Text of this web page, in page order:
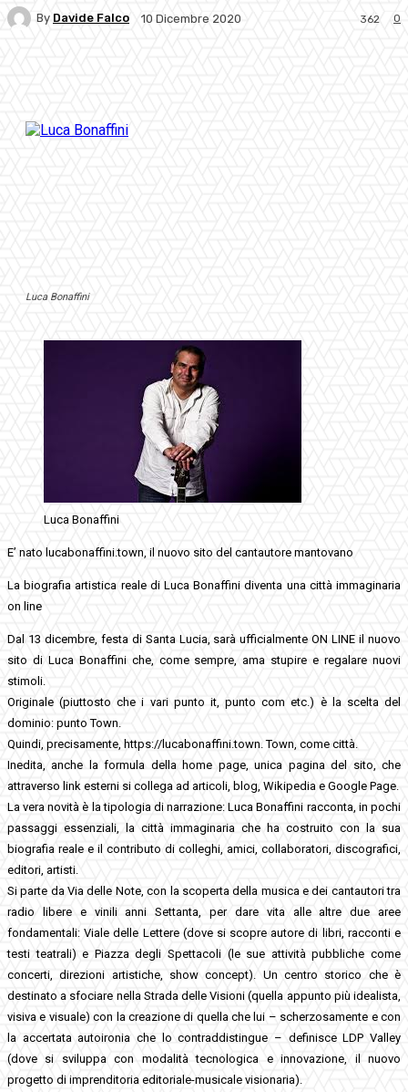
By Davide Falco 10 Dicembre 2020 0
362
Luca Bonaffini
Luca Bonaffini
E’ nato lucabonaffini.town, il nuovo sito del cantautore mantovano
La biografia artistica reale di Luca Bonaffini diventa una città immaginaria
on line
Dal 13 dicembre, festa di Santa Lucia, sarà ufficialmente ON LINE il nuovo
sito di Luca Bonaffini che, come sempre, ama stupire e regalare nuovi
stimoli.
Originale (piuttosto che i vari punto it, punto com etc.) è la scelta del
dominio: punto Town.
Quindi, precisamente, https://lucabonaffini.town. Town, come città.
Inedita, anche la formula della home page, unica pagina del sito, che
attraverso link esterni si collega ad articoli, blog, Wikipedia e Google Page.
La vera novità è la tipologia di narrazione: Luca Bonaffini racconta, in pochi
passaggi essenziali, la città immaginaria che ha costruito con la sua
biografia reale e il contributo di colleghi, amici, collaboratori, discografici,
editori, artisti.
Si parte da Via delle Note, con la scoperta della musica e dei cantautori tra
radio libere e vinili anni Settanta, per dare vita alle altre due aree
fondamentali: Viale delle Lettere (dove si scopre autore di libri, racconti e
testi teatrali) e Piazza degli Spettacoli (le sue attività pubbliche come
concerti, direzioni artistiche, show concept). Un centro storico che è
destinato a sfociare nella Strada delle Visioni (quella appunto più idealista,
visiva e visuale) con la creazione di quella che lui – scherzosamente e con
la accertata autoironia che lo contraddistingue – definisce LDP Valley
(dove si sviluppa con modalità tecnologica e innovazione, il nuovo
progetto di imprenditoria editoriale-musicale visionaria).